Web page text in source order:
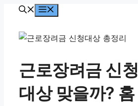
근로장려금 신청
대상 맞을까? 홈